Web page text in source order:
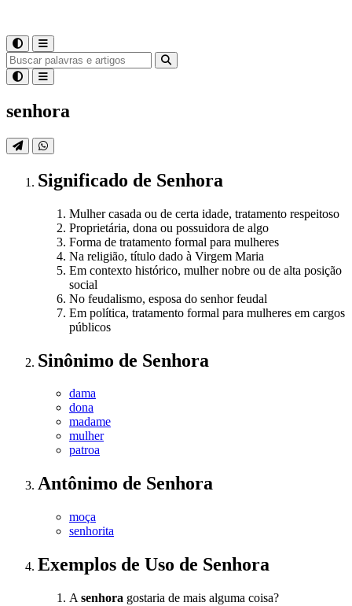
senhora
Significado de Senhora
Mulher casada ou de certa idade, tratamento respeitoso
Proprietária, dona ou possuidora de algo
Forma de tratamento formal para mulheres
Na religião, título dado à Virgem Maria
Em contexto histórico, mulher nobre ou de alta posição
social
No feudalismo, esposa do senhor feudal
Em política, tratamento formal para mulheres em cargos
públicos
Sinônimo de Senhora
dama
dona
madame
mulher
patroa
Antônimo de Senhora
moça
senhorita
Exemplos de Uso de Senhora
A senhora gostaria de mais alguma coisa?